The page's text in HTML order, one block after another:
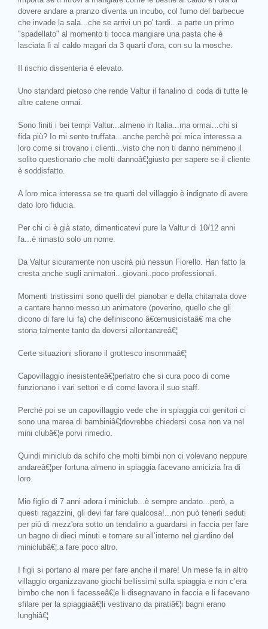
dovere andare a pranzo diventa un incubo, col fumo del barbecue
che invade la sala...che se arrivi un po' tardi...a parte un primo
"spadellato" al momento ti tocca mangiare una pasta che è
lasciata lì al caldo magari da 3 quarti d'ora, con su la mosche.
Il rischio dissenteria è elevato.
Uno standard pietoso che rende Valtur il fanalino di coda di tutte le
altre catene ormai.
Sono finiti i bei tempi Valtur...almeno in Italia...ma ormai...chi si
fida più? Io mi sento truffata...anche perchè poi mica interessa a
loro come si trovano i clienti...visto che non ti danno nemmeno il
solito questionario che molti dannoâ€¦giusto per sapere se il cliente
è soddisfatto.
A loro mica interessa se tre quarti del villaggio è indignato di avere
dato loro fiducia.
Per chi ci è già stato, dimenticatevi pure la Valtur di 10/12 anni
fa...è rimasto solo un nome.
Da Valtur sicuramente non uscirà più nessun Fiorello. Han fatto la
cresta anche sugli animatori...giovani..poco professionali.
Momenti tristissimi sono quelli del pianobar e della chitarrata dove
a cantare hanno messo un animatore (poverino, quello che gli
dicono di fare lui fa) che definiscono â€œmusicistaâ€ ma che
stona talmente tanto da doversi allontanareâ€¦
Certe situazioni sfiorano il grottesco insommaâ€¦
Capovillaggio inesistenteâ€¦perlatro che si cura poco di come
funzionano i vari settori e di come lavora il suo staff.
Perché poi se un capovillaggio vede che in spiaggia coi genitori ci
sono una marea di bambiniâ€¦dovrebbe chiedersi cosa non va nel
mini clubâ€¦e porvi rimedio.
Quindi miniclub da schifo che molti bimbi non ci volevano neppure
andareâ€¦per fortuna almeno in spiaggia facevano amicizia fra di
loro.
Mio figlio di 7 anni adora i miniclub...è sempre andato...però, a
questi ragazzini, gli devi far fare qualcosa!...non può tenerli seduti
per più di mezz'ora sotto un tendalino a guardarsi in faccia per fare
un bagno di dieci minuti e tornare su all’interno nel giardino del
miniclubâ€¦.a fare poco altro.
I figli si portano al mare per fare anche il mare! Un mese fa in altro
villaggio organizzavano giochi bellissimi sulla spiaggia e non c’era
bimbo che non li facesseâ€¦e li disegnavano in faccia e li facevano
sfilare per la spiaggiaâ€¦li vestivano da piratiâ€¦i bagni erano
lunghiâ€¦